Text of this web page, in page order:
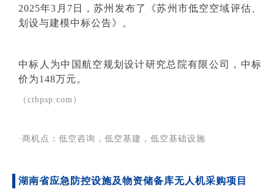
2025年3月7日，苏州发布了《苏州市低空空域评估、
划设与建模中标公告》。
中标人为中国航空规划设计研究总院有限公司，中标
价为148万元。
（ctbpsp.com）
·商机点：低空咨询，低空基建，低空基础设施
湖南省应急防控设施及物资储备库无人机采购项目